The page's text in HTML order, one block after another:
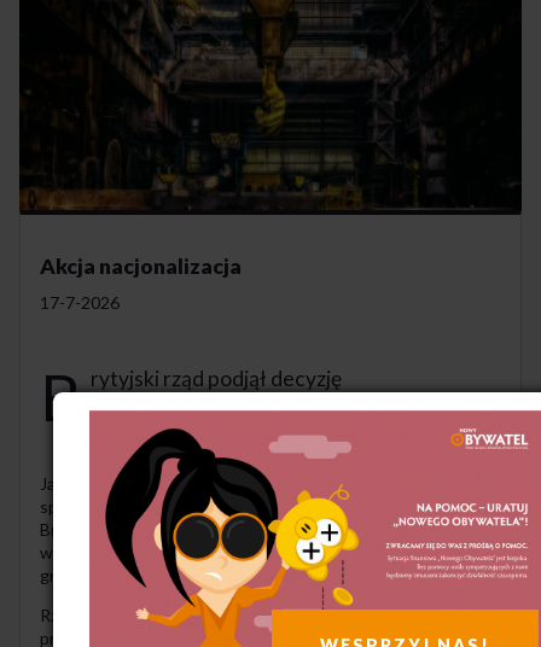
Akcja nacjonalizacja
17-7-2026
B rytyjski rząd podjął decyzję
o upaństwowieniu wielkiej huty należącej
do kapitału chińskiego.
Jak informuje Polska Agencja Prasowa, brytyjski rząd dzięki
specjalnej ustawie dokonał nacjonalizacji przedsiębiorstwa
British Steel, która po prywatyzacji i kolejnych zmianach
własnościowych należała w ostatnim czasie do chińskiej
grupy kapitałowej Jingye.
Rząd Wielkiej Brytanii dokonał upaństwowienia
przedsiębiorstwa, motywując to ochroną interesu